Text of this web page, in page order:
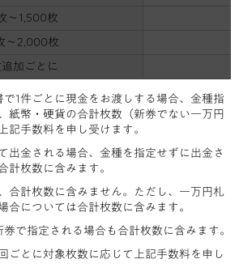
～1,500枚
～2,000枚
加ごとに
1件ごとに現金をお渡しする場合、金種指
紙幣・硬貨の合計枚数（新券でない一万円
記手数料を申し受けます。
出金される場合、金種を指定せずに出金さ
計枚数に含みます。
合計枚数に含みません。ただし、一万円札
合については合計枚数に含みます。
で指定される場合も合計枚数に含みます。
ごとに対象枚数に応じて上記手数料を申し